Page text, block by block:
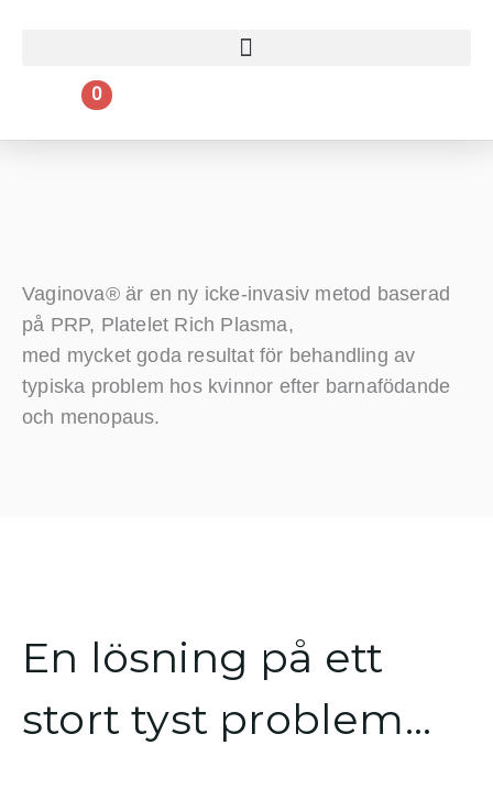
kr 0
Varukorg
Vaginova® är en ny icke-invasiv metod baserad
på PRP, Platelet Rich Plasma,
med mycket goda resultat för behandling av
typiska problem hos kvinnor efter barnafödande
och menopaus.
En lösning på ett
stort tyst problem...